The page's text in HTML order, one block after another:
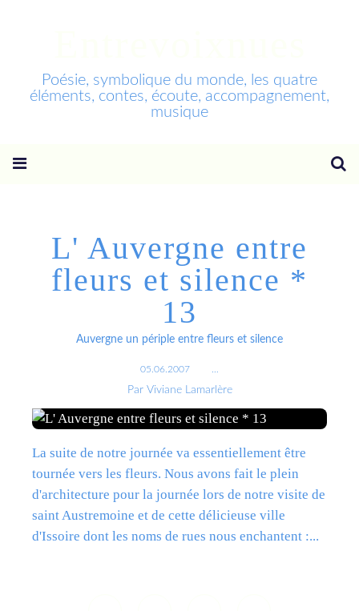
Poésie, symbolique du monde, les quatre
éléments, contes, écoute, accompagnement,
musique
L' Auvergne entre
fleurs et silence *
13
Auvergne un périple entre fleurs et silence
05.06.2007
Par Viviane Lamarlère
La suite de notre journée va essentiellement être
tournée vers les fleurs. Nous avons fait le plein
d'architecture pour la journée lors de notre visite de
saint Austremoine et de cette délicieuse ville
d'Issoire dont les noms de rues nous enchantent :...